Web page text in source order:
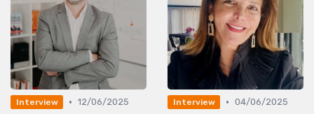
Interview • 12/06/2025
Interview • 04/06/2025